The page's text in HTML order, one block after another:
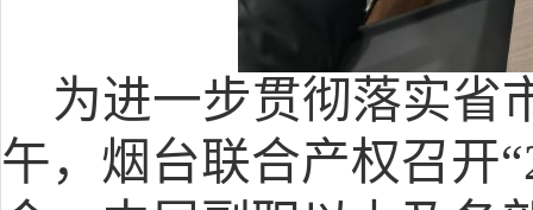
为进一步贯彻落实省
午，烟台联合产权召开“